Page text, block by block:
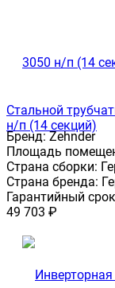
Стальной
н/п (14 секций)
Бренд:Zehnder
Площадь
Страна сборки:
Страна бренда:
Гарантийный
49 703 ₽